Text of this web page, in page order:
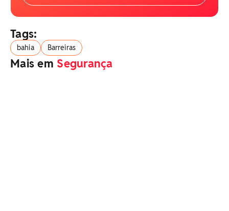
Tags:
bahia Barreiras
Mais em Segurança